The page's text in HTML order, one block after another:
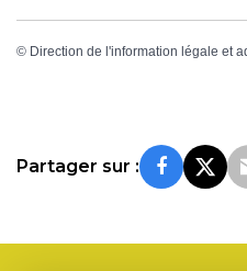
© Direction de l'information légale et
Partager sur :